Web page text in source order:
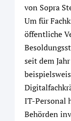
von Sopra
Um für
öffentliche
seit dem
IT-Personal
Behörden